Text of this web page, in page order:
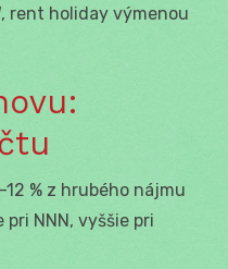
, rent holiday výmenou
% z hrubého nájmu
NNN, vyššie pri